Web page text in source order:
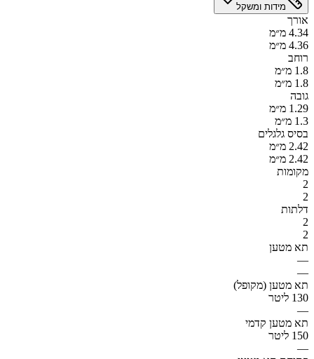
מידות ומשקל
אורך
4.34 מ״מ
4.36 מ״מ
רוחב
1.8 מ״מ
1.8 מ״מ
גובה
1.29 מ״מ
1.3 מ״מ
בסיס גלגלים
2.42 מ״מ
2.42 מ״מ
מקומות
2
2
דלתות
2
2
תא מטען
—
—
תא מטען (מקופל)
130 ליטר
—
תא מטען קדמי
150 ליטר
—